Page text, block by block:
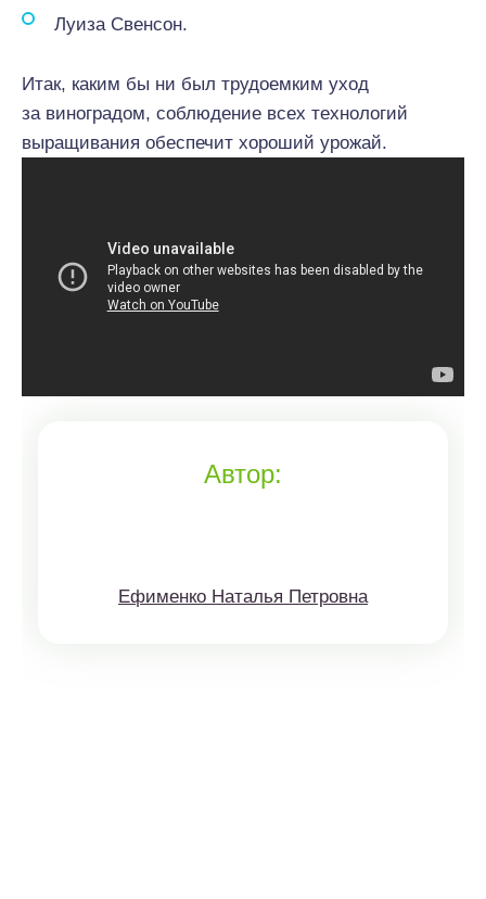
Луиза Свенсон.
Итак, каким бы ни был трудоемким уход
за виноградом, соблюдение всех технологий
выращивания обеспечит хороший урожай.
Автор:
Ефименко Наталья Петровна